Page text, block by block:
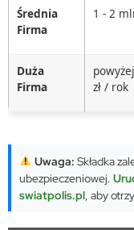
Średnia
Firma
1 - 2
Duża
Firma
zł / rok
Uwaga: Składka
ubezpieczeniowej.
swiatpolis.pl, aby